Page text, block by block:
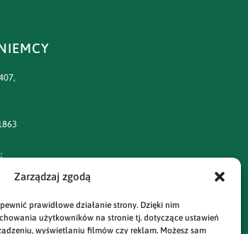
Zarządzaj zgodą
prawidłowe działanie strony. Dzięki nim
użytkowników na stronie tj. dotyczące ustawień
wyświetlaniu filmów czy reklam. Możesz sam
polska.com